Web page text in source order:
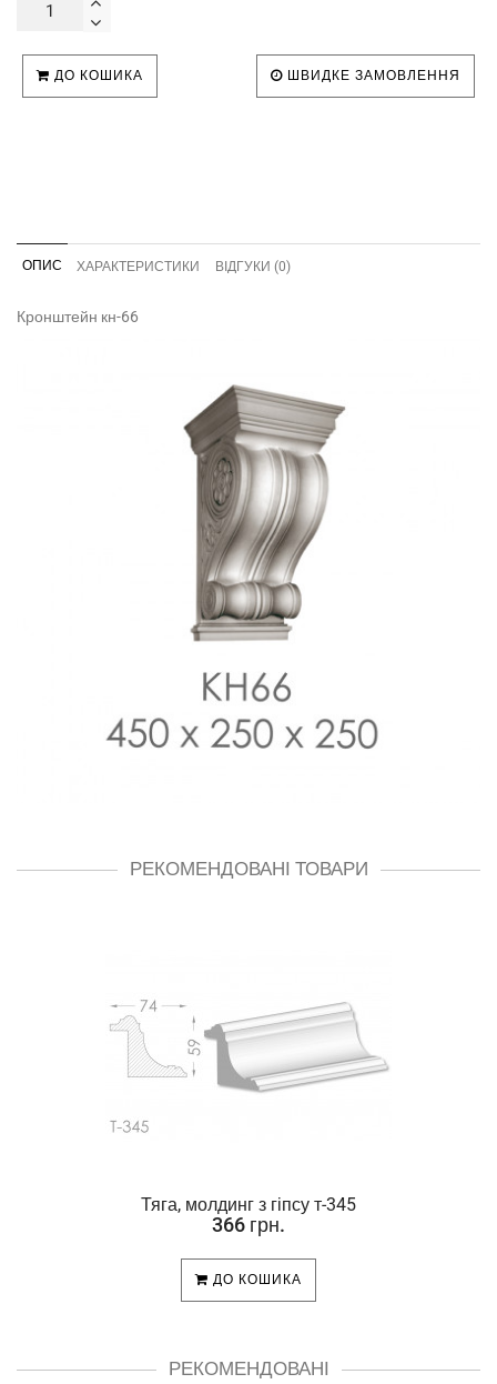
ДО КОШИКА ШВИДКЕ ЗАМОВЛЕННЯ
ОПИС ХАРАКТЕРИСТИКИ ВІДГУКИ (0)
Кронштейн кн-66
РЕКОМЕНДОВАНІ ТОВАРИ
Тяга, молдинг з гіпсу т-345
366 грн.
ДО КОШИКА
РЕКОМЕНДОВАНІ